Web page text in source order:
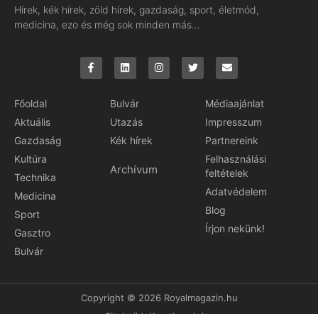
Hírek, kék hírek, zöld hírek, gazdaság, sport, életmód,
medicina, ezo és még sok minden más…
Főoldal
Aktuális
Gazdaság
Kultúra
Technika
Medicina
Sport
Gasztro
Bulvár
Bulvár
Utazás
Kék hírek
Archívum
Médiaajánlat
Impresszum
Partnereink
Felhasználási
feltételek
Adatvédelem
Blog
Írjon nekünk!
Copyright © 2026 Royalmagazin.hu